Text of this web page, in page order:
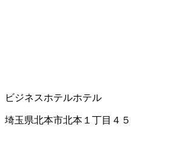
ビジネスホテルホテル
埼玉県北本市北本１丁目４５